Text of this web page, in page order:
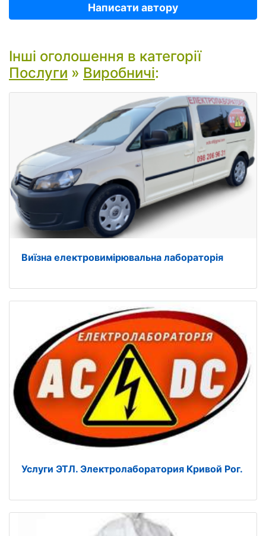
Написати автору
Інші оголошення в категорії
Послуги » Виробничі:
Виїзна електровимірювальна лабораторія
Услуги ЭТЛ. Электролаборатория Кривой Рог.